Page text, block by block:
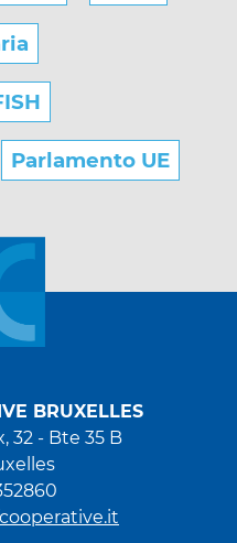
Parlamento UE
BRUXELLES
32 - Bte 35 B